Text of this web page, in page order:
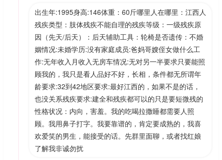
出生年:1995身高:146体重：60斤哪里人在哪里：江西人
残疾类型：肢体残疾不能自理的残疾等级：一级残疾原
因（先天/后天）：后天辅助工具：轮椅是否遗传：不婚
姻情况:未婚学历:没有家庭成员:爸妈哥嫂侄女做什么工
作:无年收入月收入无房车情况:无对另一半要求只要能照
顾我的，我只是看人品好不好，长相，条件都无所谓年
龄要求:32到42地区要求:最好江西的，如果不是的话，
也没关系残疾要求:建全和残疾都可以的只是要短微残的
性格状况：内向，害羞。我的吃喝拉撒睡都需要人照
顾。我用鼻子打字。我要靠谱的，肯定要成熟的，我喜
欢爱笑的男生，能接受的话。先群里面聊，或者找红娘
了解我非诚勿扰